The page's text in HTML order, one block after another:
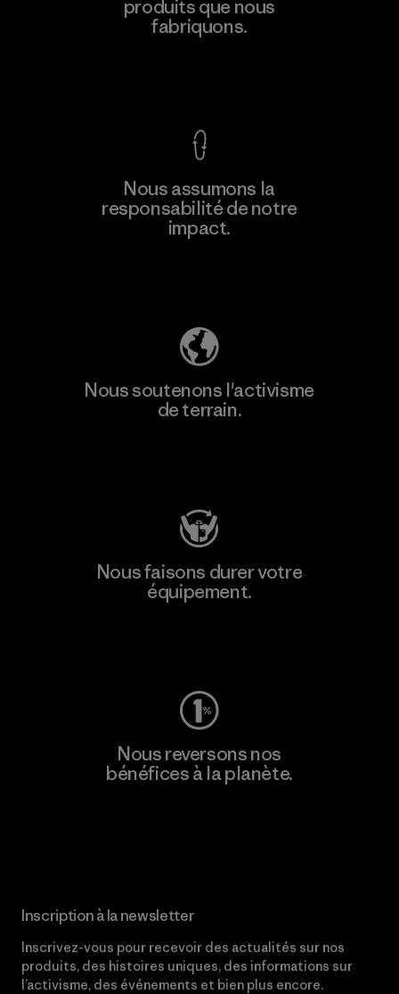
produits que nous
fabriquons.
Nous assumons la
responsabilité de notre
impact.
Nous soutenons l'activisme
de terrain.
Nous faisons durer votre
équipement.
Nous reversons nos
bénéfices à la planète.
Inscription à la newsletter
Inscrivez-vous pour recevoir des actualités sur nos
produits, des histoires uniques, des informations sur
l’activisme, des événements et bien plus encore.